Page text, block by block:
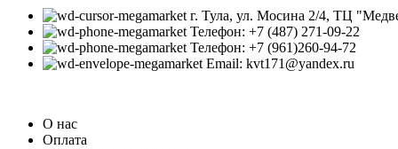
г. Тула, ул. Мосина 2/4, ТЦ
Телефон: +7 (487) 271-09-22
Телефон: +7 (961)260-94-72
Email: kvt171@yandex.ru
О нас
Оплата